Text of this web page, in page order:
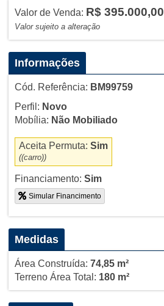
Valor de Venda: R$ 395.000,00
Valor sujeito a alteração
Informações
Cód. Referência: BM99759
Perfil: Novo
Mobília: Não Mobiliado
Aceita Permuta: Sim
((carro))
Financiamento: Sim
Simular Financimento
Medidas
Área Construída: 74,85 m²
Terreno Área Total: 180 m²